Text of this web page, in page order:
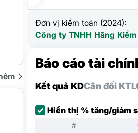
Đơn vị kiểm toán (2024):
Công ty TNHH Hãng
Báo cáo tài
Kết quả KDCân đối KT
Hiển thị % tăng/giảm
#